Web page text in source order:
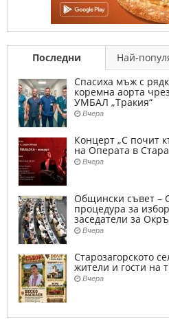
Последни Най-
Спасиха мъж с
коремна аорта
УМБАЛ „Тракия“
Вчера
Концерт „С почит
на Операта в
Вчера
Общински съвет –
процедура за
заседатели за
Вчера
Старозагорското
жители и гости на
Вчера